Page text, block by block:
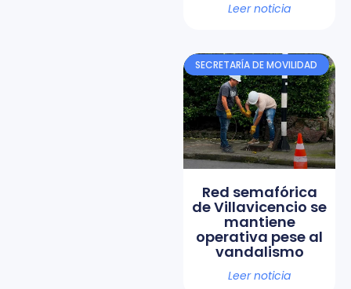
Leer noticia
SECRETARÍA DE MOVILIDAD
Red semafórica
de Villavicencio se
mantiene
operativa pese al
vandalismo
Leer noticia